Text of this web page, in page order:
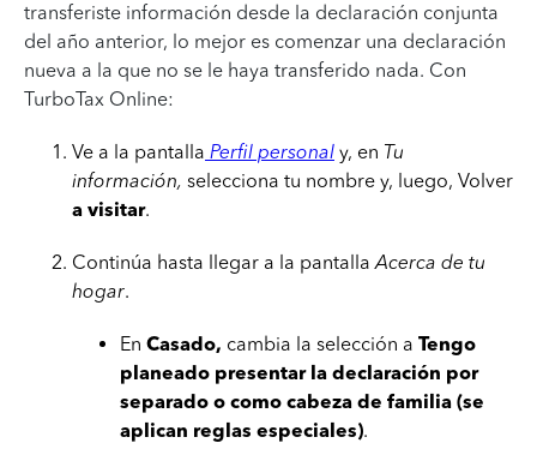
transferiste información desde la declaración conjunta
del año anterior, lo mejor es comenzar una declaración
nueva a la que no se le haya transferido nada. Con
TurboTax Online:
Ve a la pantalla Perfil personal y, en Tu
información, selecciona tu nombre y, luego, Volver
a visitar.
Continúa hasta llegar a la pantallaAcerca de tu
hogar.
En Casado, cambia la selección a Tengo
planeado presentar la declaración por
separado o como cabeza de familia (se
aplican reglas especiales).